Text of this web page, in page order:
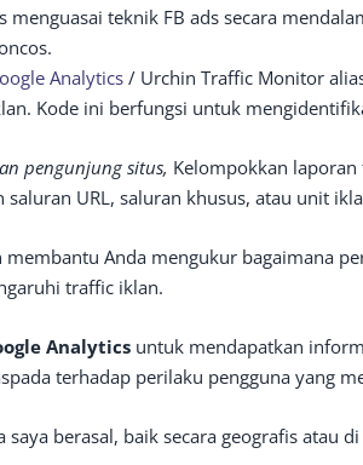
menguasai teknik FB ads secara
Analytics/ Urchin Traffic Monitor
Kode ini berfungsi untuk
pengunjung situs, Kelompokkan
URL, saluran khusus, atau unit
membantu Anda mengukur bagaimana
traffic iklan.
Analytics untuk mendapatkan
terhadap perilaku pengguna yang
saya berasal, baik secara geografis atau